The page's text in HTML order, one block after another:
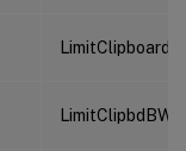
LimitClipbdBW